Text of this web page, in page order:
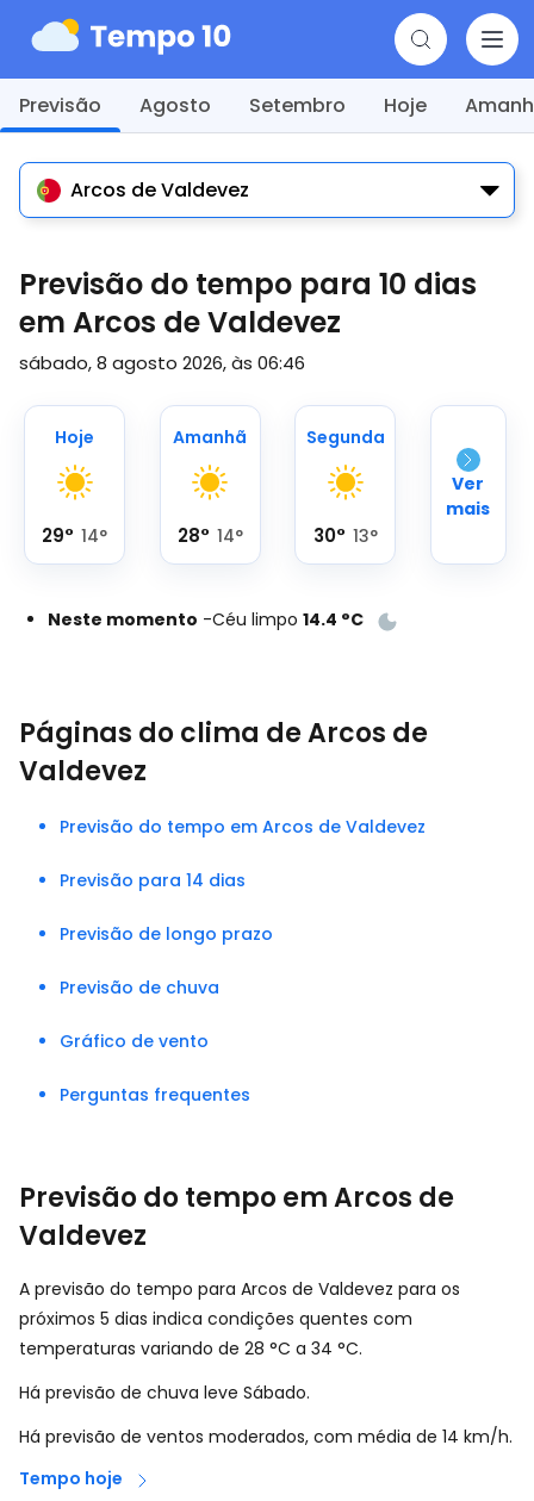
Previsão Agosto Setembro Hoje
Arcos de Valdevez
Previsão do tempo para 10 dias
em Arcos de Valdevez
sábado, 8 agosto 2026, às 06:46
Hoje
29° 14°
Amanhã
28° 14°
Segunda
30° 13°
Ver
mais
Neste momento -Céu limpo 14.4 °C
Páginas do clima de Arcos de
Valdevez
Previsão do tempo em Arcos de Valdevez
Previsão para 14 dias
Previsão de longo prazo
Previsão de chuva
Gráfico de vento
Perguntas frequentes
Previsão do tempo em Arcos de
Valdevez
A previsão do tempo para Arcos de Valdevez para os
próximos 5 dias indica condições quentes com
temperaturas variando de 28 °C a 34 °C.
Há previsão de chuva leve Sábado.
Há previsão de ventos moderados, com média de 14 km/h.
Tempo hoje